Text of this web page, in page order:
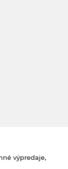
výpredaje,